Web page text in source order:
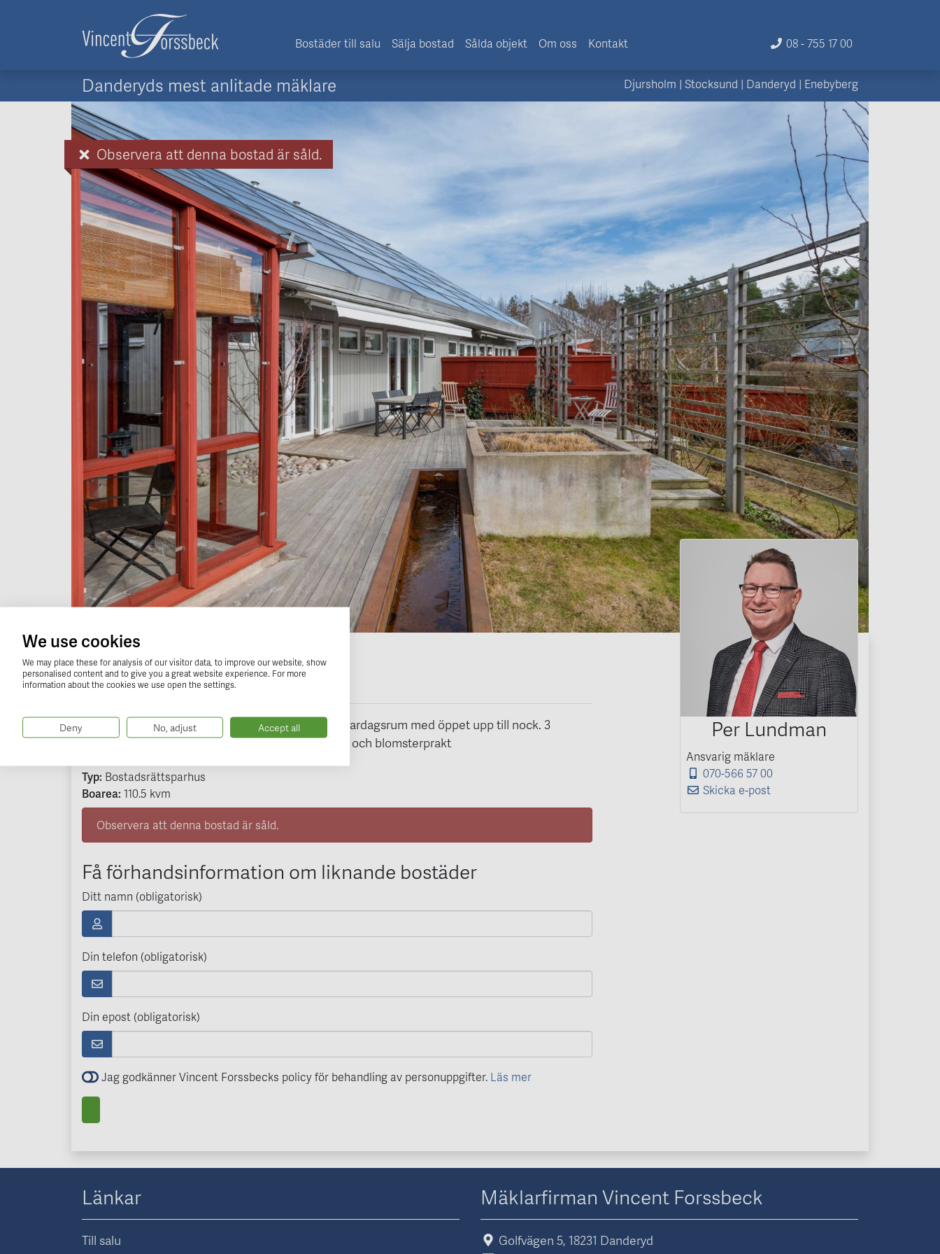
Bostäder till salu Sälja bostad Sålda objekt Om oss Kontakt 08 - 755 17 00
Danderyds mest anlitade mäklare Djursholm | Stocksund | Danderyd | Enebyberg
Observera att denna bostad är såld.
Santararavägen 40
Danderyd - Enebyberg
Bostadsrättsparhus med smakfull design. Luftigt vardagsrum med öppet upp till nock. 3
sovrum. Vacker trädgård med prunkande grönska och blomsterprakt
Typ: Bostadsrättsparhus
Boarea: 110.5 kvm
Observera att denna bostad är såld.
Få förhandsinformation om liknande bostäder
Ditt namn (obligatorisk)
Din telefon (obligatorisk)
Din epost (obligatorisk)
Jag godkänner Vincent Forssbecks policy för behandling av personuppgifter. Läs mer
Per Lundman
Ansvarig mäklare
070-566 57 00
Skicka e-post
Länkar
Till salu
Mäklarfirman Vincent Forssbeck
Golfvägen 5, 18231 Danderyd
We use cookies
We may place these for analysis of our visitor data, to improve our website, show
personalised content and to give you a great website experience. For more
information about the cookies we use open the settings.
Deny No, adjust Accept all